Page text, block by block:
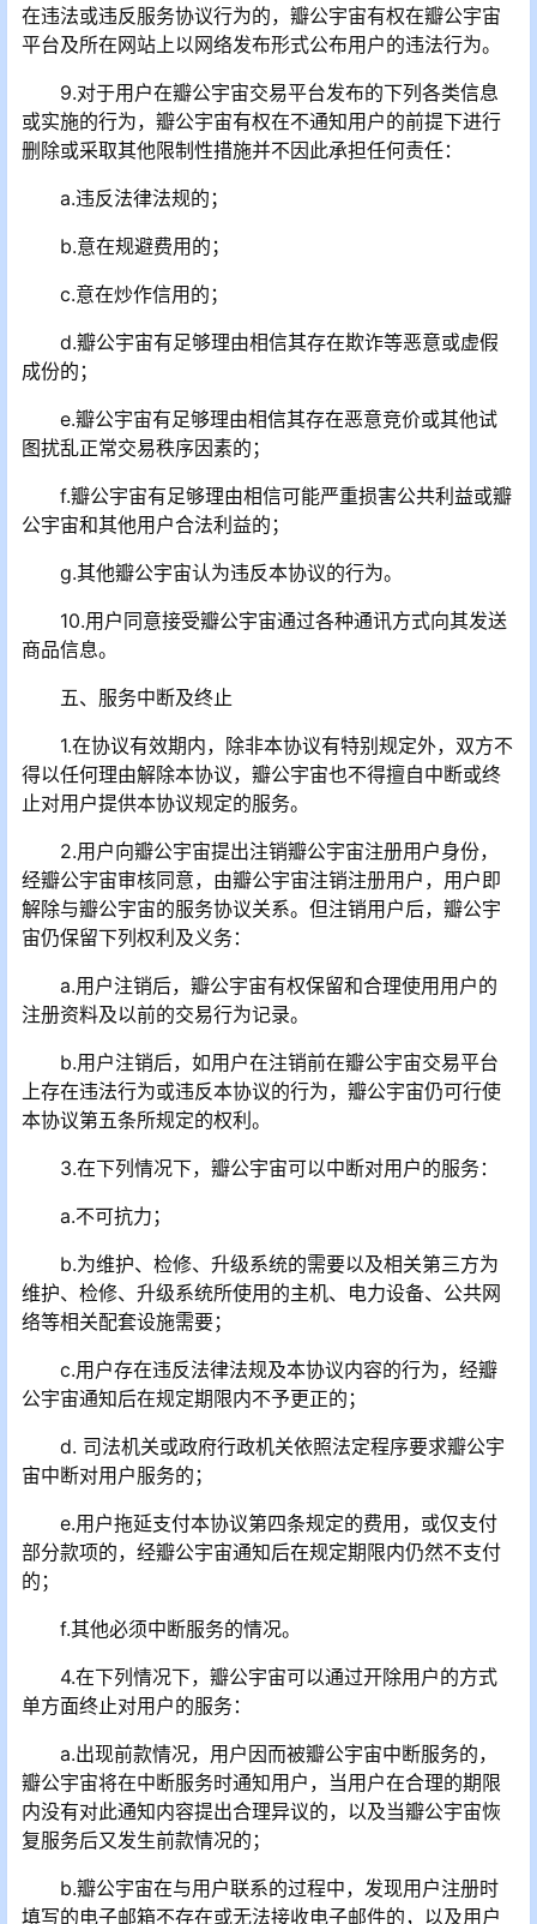
在违法或违反服务协议行为的，瓣公宇宙有权在瓣公宇宙
平台及所在网站上以网络发布形式公布用户的违法行为。
9.对于用户在瓣公宇宙交易平台发布的下列各类信息
或实施的行为，瓣公宇宙有权在不通知用户的前提下进行
删除或采取其他限制性措施并不因此承担任何责任：
a.违反法律法规的；
b.意在规避费用的；
c.意在炒作信用的；
d.瓣公宇宙有足够理由相信其存在欺诈等恶意或虚假
成份的；
e.瓣公宇宙有足够理由相信其存在恶意竞价或其他试
图扰乱正常交易秩序因素的；
f.瓣公宇宙有足够理由相信可能严重损害公共利益或瓣
公宇宙和其他用户合法利益的；
g.其他瓣公宇宙认为违反本协议的行为。
10.用户同意接受瓣公宇宙通过各种通讯方式向其发送
商品信息。
五、服务中断及终止
1.在协议有效期内，除非本协议有特别规定外，双方不
得以任何理由解除本协议，瓣公宇宙也不得擅自中断或终
止对用户提供本协议规定的服务。
2.用户向瓣公宇宙提出注销瓣公宇宙注册用户身份，
经瓣公宇宙审核同意，由瓣公宇宙注销注册用户，用户即
解除与瓣公宇宙的服务协议关系。但注销用户后，瓣公宇
宙仍保留下列权利及义务：
a.用户注销后，瓣公宇宙有权保留和合理使用用户的
注册资料及以前的交易行为记录。
b.用户注销后，如用户在注销前在瓣公宇宙交易平台
上存在违法行为或违反本协议的行为，瓣公宇宙仍可行使
本协议第五条所规定的权利。
3.在下列情况下，瓣公宇宙可以中断对用户的服务：
a.不可抗力；
b.为维护、检修、升级系统的需要以及相关第三方为
维护、检修、升级系统所使用的主机、电力设备、公共网
络等相关配套设施需要；
c.用户存在违反法律法规及本协议内容的行为，经瓣
公宇宙通知后在规定期限内不予更正的；
d. 司法机关或政府行政机关依照法定程序要求瓣公宇
宙中断对用户服务的；
e.用户拖延支付本协议第四条规定的费用，或仅支付
部分款项的，经瓣公宇宙通知后在规定期限内仍然不支付
的；
f.其他必须中断服务的情况。
4.在下列情况下，瓣公宇宙可以通过开除用户的方式
单方面终止对用户的服务：
a.出现前款情况，用户因而被瓣公宇宙中断服务的，
瓣公宇宙将在中断服务时通知用户，当用户在合理的期限
内没有对此通知内容提出合理异议的，以及当瓣公宇宙恢
复服务后又发生前款情况的；
b.瓣公宇宙在与用户联系的过程中，发现用户注册时
填写的电子邮箱不存在或无法接收电子邮件的，以及用户